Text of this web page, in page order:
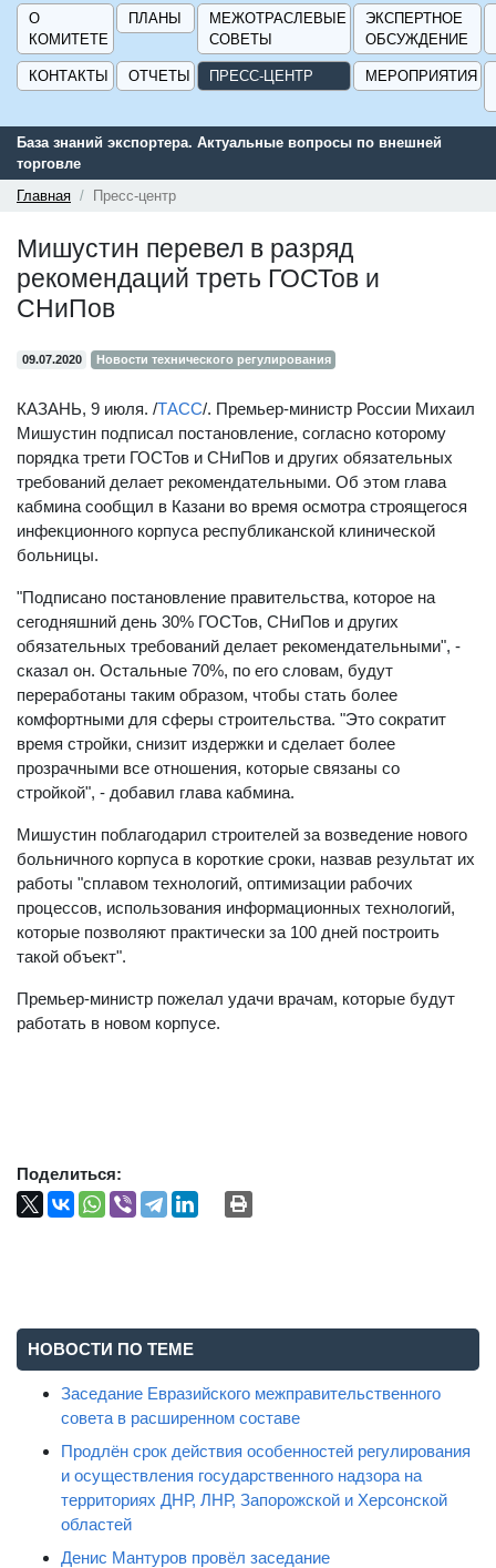
О
КОМИТЕТЕ
ПЛАНЫ
МЕЖОТРАСЛЕВЫЕ
СОВЕТЫ
ЭКСПЕРТНОЕ
ОБСУЖДЕНИЕ
КОНТАКТЫ ОТЧЕТЫ ПРЕСС-ЦЕНТР МЕРОПРИЯТИЯ
по внешней
Конкурс на соискание общероссийской
Главная
Пресс-центр
Мишустин перевел в разряд
рекомендаций треть ГОСТов и
СНиПов
09.07.2020 Новости технического регулирования
КАЗАНЬ, 9 июля. /ТАСС/. Премьер-министр России Михаил
Мишустин подписал постановление, согласно которому
порядка трети ГОСТов и СНиПов и других обязательных
требований делает рекомендательными. Об этом глава
кабмина сообщил в Казани во время осмотра строящегося
инфекционного корпуса республиканской клинической
больницы.
"Подписано постановление правительства, которое на
сегодняшний день 30% ГОСТов, СНиПов и других
обязательных требований делает рекомендательными", -
сказал он. Остальные 70%, по его словам, будут
переработаны таким образом, чтобы стать более
комфортными для сферы строительства. "Это сократит
время стройки, снизит издержки и сделает более
прозрачными все отношения, которые связаны со
стройкой", - добавил глава кабмина.
Мишустин поблагодарил строителей за возведение нового
больничного корпуса в короткие сроки, назвав результат их
работы "сплавом технологий, оптимизации рабочих
процессов, использования информационных технологий,
которые позволяют практически за 100 дней построить
такой объект".
Премьер-министр пожелал удачи врачам, которые будут
работать в новом корпусе.
Поделиться:
НОВОСТИ ПО ТЕМЕ
Заседание Евразийского межправительственного
совета в расширенном составе
Продлён срок действия особенностей регулирования
и осуществления государственного надзора на
территориях ДНР, ЛНР, Запорожской и Херсонской
областей
Денис Мантуров провёл заседание